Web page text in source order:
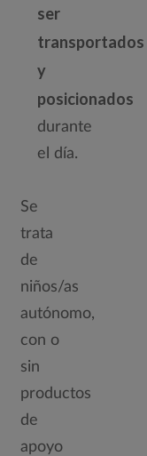
ser
transportados
y
posicionados
durante
el día.
Se
trata
de
niños/as
autónomo,
con o
sin
productos
de
apoyo